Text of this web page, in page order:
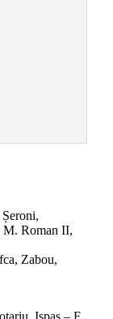
M. Roman II,
Zabou,
Ispas – F.